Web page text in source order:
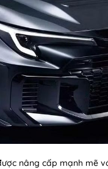
nâng cấp mạnh mẽ